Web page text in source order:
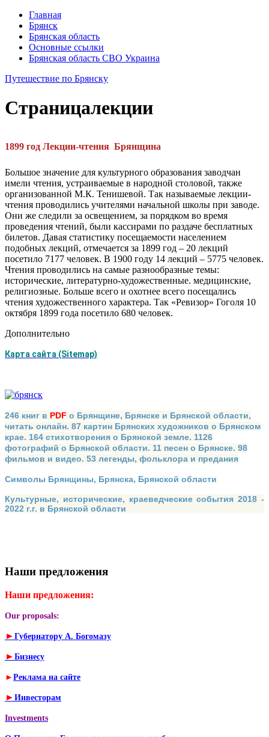
Главная
Брянск
Брянская область
Основные ссылки
Брянская область СВО Украина
Путешествие по Брянску
Страницалекции
1899 год Лекции-чтения Брянщина
Большое значение для культурного образования заводчан
имели чтения, устраиваемые в народной столовой, также
организованной М.К. Тенишевой. Так называемые лекции-
чтения проводились учителями начальной школы при заводе.
Они же следили за освещением, за порядком во время
проведения чтений, были кассирами по раздаче бесплатных
билетов. Давая статистику посещаемости населением
подобных лекций, отмечается за 1899 год – 20 лекций
посетило 7177 человек. В 1900 году 14 лекций – 5775 человек.
Чтения проводились на самые разнообразные темы:
исторические, литературно-художественные. медицинские,
религиозные. Больше всего и охотнее всего посещались
чтения художественного характера. Так «Ревизор» Гоголя 10
октября 1899 года посетило 680 человек.
Дополнительно
Карта сайта (Sitemap)
246 книг в PDF о Брянщине, Брянске и Брянской области,
читать онлайн. 87 картин Брянских художников о Брянском
крае. 164 стихотворения о Брянской земле. 1126
фотографий о Брянской области. 11 песен о Брянске. 98
фильмов и видео. 53 легенды, фольклора и предания
Символы Брянщины, Брянска, Брянской области
Культурные, исторические, краеведческие события 2018 -
2022 г.г. в Брянской области
Наши предложения
Наши предложения:
Our proposals:
► Губернатору А. Богомазу
► Бизнесу
► Реклама на сайте
► Инвесторам
Investments